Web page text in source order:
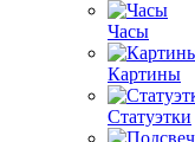
Часы
Картины
Статуэтки